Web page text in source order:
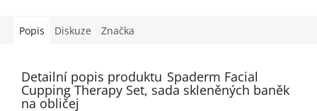
Popis Diskuze Značka
Detailní popis produktu Spaderm Facial
Cupping Therapy Set, sada skleněných baněk
na obličej